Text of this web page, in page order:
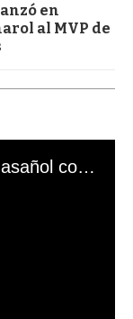
en
al MVP de
El mal momento de Yanina Gasañol con un hincha argentino en "Subrayado"